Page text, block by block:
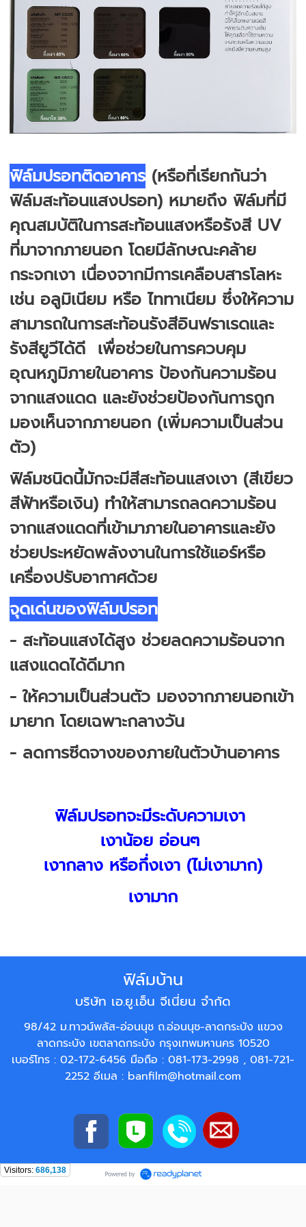
ฟิล์มปรอทติดอาคาร (หรือที่เรียกกันว่า
ฟิล์มสะท้อนแสงปรอท) หมายถึง ฟิล์มที่มี
คุณสมบัติในการสะท้อนแสงหรือรังสี UV
ที่มาจากภายนอก โดยมีลักษณะคล้าย
กระจกเงา เนื่องจากมีการเคลือบสารโลหะ
เช่น อลูมิเนียม หรือ ไททาเนียม ซึ่งให้ความ
สามารถในการสะท้อนรังสีอินฟราเรดและ
รังสียูวีได้ดี เพื่อช่วยในการควบคุม
อุณหภูมิภายในอาคาร ป้องกันความร้อน
จากแสงแดด และยังช่วยป้องกันการถูก
มองเห็นจากภายนอก (เพิ่มความเป็นส่วน
ตัว)
ฟิล์มชนิดนี้มักจะมีสีสะท้อนแสงเงา (สีเขียว
สีฟ้าหรือเงิน) ทำให้สามารถลดความร้อน
จากแสงแดดที่เข้ามาภายในอาคารและยัง
ช่วยประหยัดพลังงานในการใช้แอร์หรือ
เครื่องปรับอากาศด้วย
จุดเด่นของฟิล์มปรอท
- สะท้อนแสงได้สูง ช่วยลดความร้อนจาก
แสงแดดได้ดีมาก
- ให้ความเป็นส่วนตัว มองจากภายนอกเข้า
มายาก โดยเฉพาะกลางวัน
- ลดการซีดจางของภายในตัวบ้านอาคาร
ฟิล์มปรอทจะมีระดับความเงา
เงาน้อย อ่อนๆ
เงากลาง หรือกึ่งเงา (ไม่เงามาก)
เงามาก
ฟิล์มบ้าน
บริษัท เอ.ยู.เอ็น จีเนี่ยน จำกัด
98/42 ม.ทาวน์พลัส-อ่อนนุช ถ.อ่อนนุช-ลาดกระบัง แขวง
ลาดกระบัง เขตลาดกระบัง กรุงเทพมหานคร 10520
เบอร์โทร : 02-172-6456 มือถือ : 081-173-2998 , 081-721-
2252 อีเมล : banfilm@hotmail.com
Visitors: 686,138